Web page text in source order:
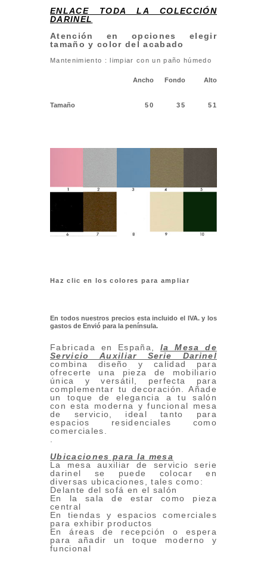
ENLACE TODA LA COLECCIÓN
DARINEL
Atención en opciones elegir
tamaño y color del acabado
Mantenimiento : limpiar con un paño húmedo
Ancho Fondo Alto
Tamaño 50 35 51
Haz clic en los colores para ampliar
En todos nuestros precios esta incluido el IVA. y los
gastos de Envió para la península.
Fabricada en España, la Mesa de
Servicio Auxiliar Serie Darinel
combina diseño y calidad para
ofrecerte una pieza de mobiliario
única y versátil, perfecta para
complementar tu decoración. Añade
un toque de elegancia a tu salón
con esta moderna y funcional mesa
de servicio, ideal tanto para
espacios residenciales como
comerciales.
.
Ubicaciones para la mesa
La mesa auxiliar de servicio serie
darinel se puede colocar en
diversas ubicaciones, tales como:
Delante del sofá en el salón
En la sala de estar como pieza
central
En tiendas y espacios comerciales
para exhibir productos
En áreas de recepción o espera
para añadir un toque moderno y
funcional